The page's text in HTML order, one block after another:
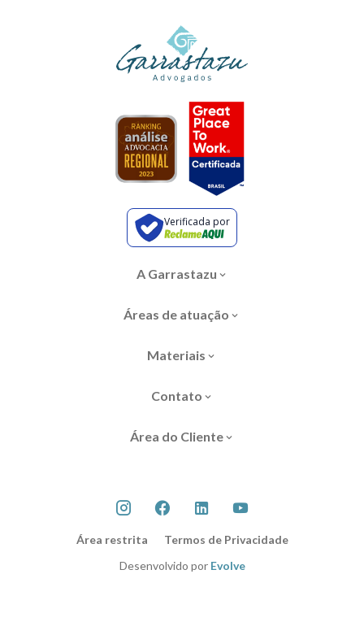
Verificada por
A Garrastazu
Áreas de atuação
Materiais
Contato
Área do Cliente
Área restrita
Termos de Privacidade
Desenvolvido por Evolve